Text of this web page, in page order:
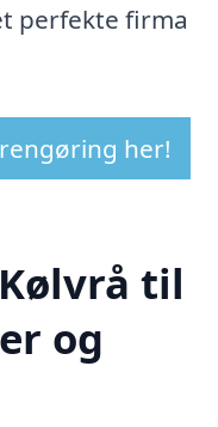
perfekte firma
her!
til
og